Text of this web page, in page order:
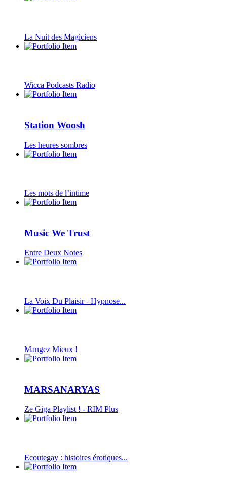
La Nuit des Magiciens
Wicca Podcasts Radio
Station Woosh
Les heures sombres
Les mots de l’intime
Music We Trust
Entre Deux Notes
La Voix Du Plaisir - Hypnose...
Mangez Mieux !
MARSANARYAS
Ze Giga Playlist ! - RIM Plus
Ecoutegay : histoires érotiques...